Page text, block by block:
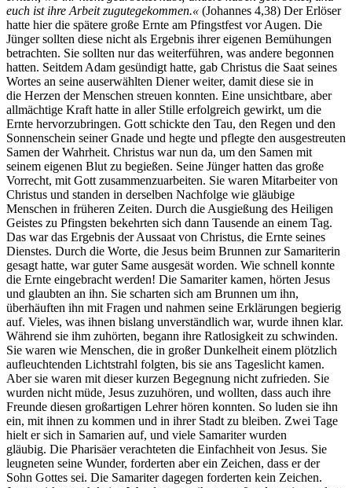
euch ist ihre Arbeit zugutegekommen.« (Johannes 4,38) Der Erlöser
hatte hier die spätere große Ernte am Pfingstfest vor Augen. Die
Jünger sollten diese nicht als Ergebnis ihrer eigenen Bemühungen
betrachten. Sie sollten nur das weiterführen, was andere begonnen
hatten. Seitdem Adam gesündigt hatte, gab Christus die Saat seines
Wortes an seine auserwählten Diener weiter, damit diese sie in
die Herzen der Menschen streuen konnten. Eine unsichtbare, aber
allmächtige Kraft hatte in aller Stille erfolgreich gewirkt, um die
Ernte hervorzubringen. Gott schickte den Tau, den Regen und den
Sonnenschein seiner Gnade und hegte und pflegte den ausgestreuten
Samen der Wahrheit. Christus war nun da, um den Samen mit
seinem eigenen Blut zu begießen. Seine Jünger hatten das große
Vorrecht, mit Gott zusammenzuarbeiten. Sie waren Mitarbeiter von
Christus und standen in derselben Nachfolge wie gläubige
Menschen in früheren Zeiten. Durch die Ausgießung des Heiligen
Geistes zu Pfingsten bekehrten sich dann Tausende an einem Tag.
Das war das Ergebnis der Aussaat von Christus, die Ernte seines
Dienstes. Durch die Worte, die Jesus beim Brunnen zur Samariterin
gesagt hatte, war guter Same ausgesät worden. Wie schnell konnte
die Ernte eingebracht werden! Die Samariter kamen, hörten Jesus
und glaubten an ihn. Sie scharten sich am Brunnen um ihn,
überhäuften ihn mit Fragen und nahmen seine Erklärungen begierig
auf. Vieles, was ihnen bislang unverständlich war, wurde ihnen klar.
Während sie ihm zuhörten, begann ihre Ratlosigkeit zu schwinden.
Sie waren wie Menschen, die in großer Dunkelheit einem plötzlich
aufleuchtenden Lichtstrahl folgten, bis sie ans Tageslicht kamen.
Aber sie waren mit dieser kurzen Begegnung nicht zufrieden. Sie
wurden nicht müde, Jesus zuzuhören, und wollten, dass auch ihre
Freunde diesen großartigen Lehrer hören konnten. So luden sie ihn
ein, mit ihnen zu kommen und in ihrer Stadt zu bleiben. Zwei Tage
hielt er sich in Samarien auf, und viele Samariter wurden
gläubig. Die Pharisäer verachteten die Einfachheit von Jesus. Sie
leugneten seine Wunder, forderten aber ein Zeichen, dass er der
Sohn Gottes sei. Die Samariter dagegen forderten kein Zeichen.